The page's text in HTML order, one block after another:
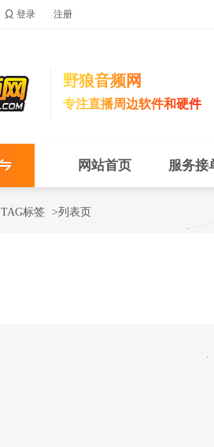
 登录 注册
野狼音频网
专注直播周边软件和硬件
网站首页 服务接
TAG标签 >列表页